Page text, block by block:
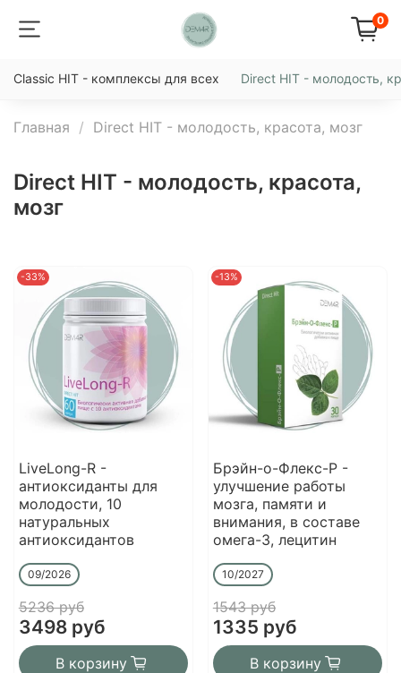
0
Classic HIT - комплексы для всех Direct HIT - молодость,
Главная Direct HIT - молодость, красота, мозг
Direct HIT - молодость, красота,
мозг
-33%
LiveLong-R -
антиоксиданты для
молодости, 10
натуральных
антиоксидантов
09/2026
5236 руб
3498 руб
В корзину
-13%
Брэйн-о-Флекс-Р -
улучшение работы
мозга, памяти и
внимания, в составе
омега-3, лецитин
10/2027
1543 руб
1335 руб
В корзину